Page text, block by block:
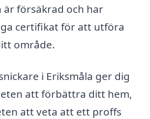
är försäkrad och har
certifikat för att utföra
område.
i Eriksmåla ger dig
att förbättra ditt hem,
att veta att ett proffs